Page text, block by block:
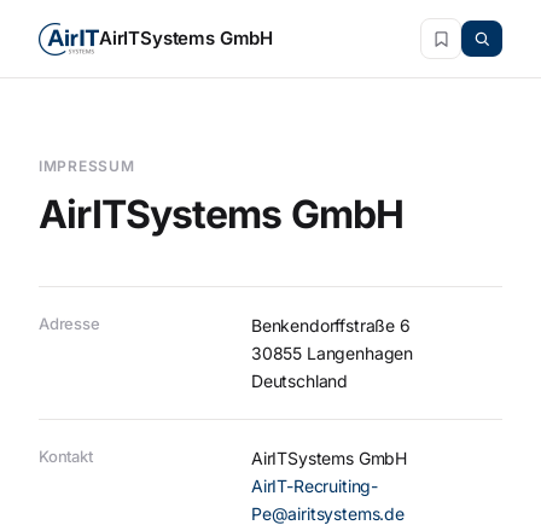
AirITSystems GmbH
IMPRESSUM
AirITSystems GmbH
Adresse
Benkendorffstraße 6
30855 Langenhagen
Deutschland
Kontakt
AirITSystems GmbH
AirIT-Recruiting-
Pe@airitsystems.de